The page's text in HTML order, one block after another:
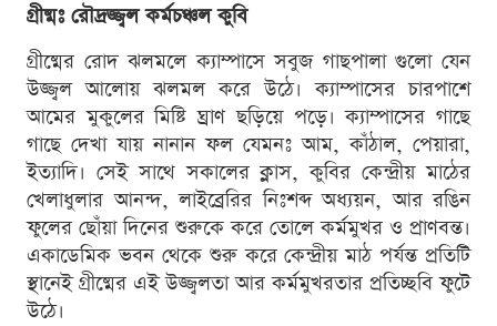
গ্রীষ্মঃ রৌদ্রজ্জ্বল কর্মচঞ্চল কুবি
গ্রীষ্মের রোদ ঝলমলে ক্যাম্পাসে সবুজ গাছপালা গুলো যেন
উজ্জ্বল আলোয় ঝলমল করে উঠে। ক্যাম্পাসের চারপাশে
আমের মুকুলের মিষ্টি ঘ্রাণ ছড়িয়ে পড়ে। ক্যাম্পাসের গাছে
গাছে দেখা যায় নানান ফল যেমনঃ আম, কাঁঠাল, পেয়ারা,
ইত্যাদি। সেই সাথে সকালের ক্লাস, কুবির কেন্দ্রীয় মাঠের
খেলাধুলার আনন্দ, লাইব্রেরির নিঃশব্দ অধ্যয়ন, আর রঙিন
ফুলের ছোঁয়া দিনের শুরুকে করে তোলে কর্মমুখর ও প্রাণবন্ত।
একাডেমিক ভবন থেকে শুরু করে কেন্দ্রীয় মাঠ পর্যন্ত প্রতিটি
স্থানেই গ্রীষ্মের এই উজ্জ্বলতা আর কর্মমুখরতার প্রতিচ্ছবি ফুটে
উঠে।